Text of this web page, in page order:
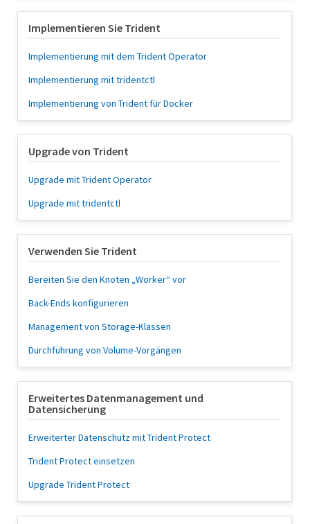
Implementieren Sie Trident
Implementierung mit dem Trident Operator
Implementierung mit tridentctl
Implementierung von Trident für Docker
Upgrade von Trident
Upgrade mit Trident Operator
Upgrade mit tridentctl
Verwenden Sie Trident
Bereiten Sie den Knoten „Worker“ vor
Back-Ends konfigurieren
Management von Storage-Klassen
Durchführung von Volume-Vorgängen
Erweitertes Datenmanagement und
Datensicherung
Erweiterter Datenschutz mit Trident Protect
Trident Protect einsetzen
Upgrade Trident Protect